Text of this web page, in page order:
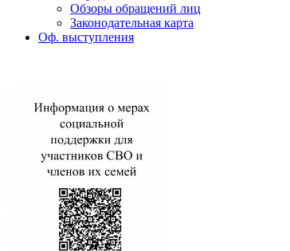
Обзоры обращений лиц
Законодательная карта
Оф. выступления